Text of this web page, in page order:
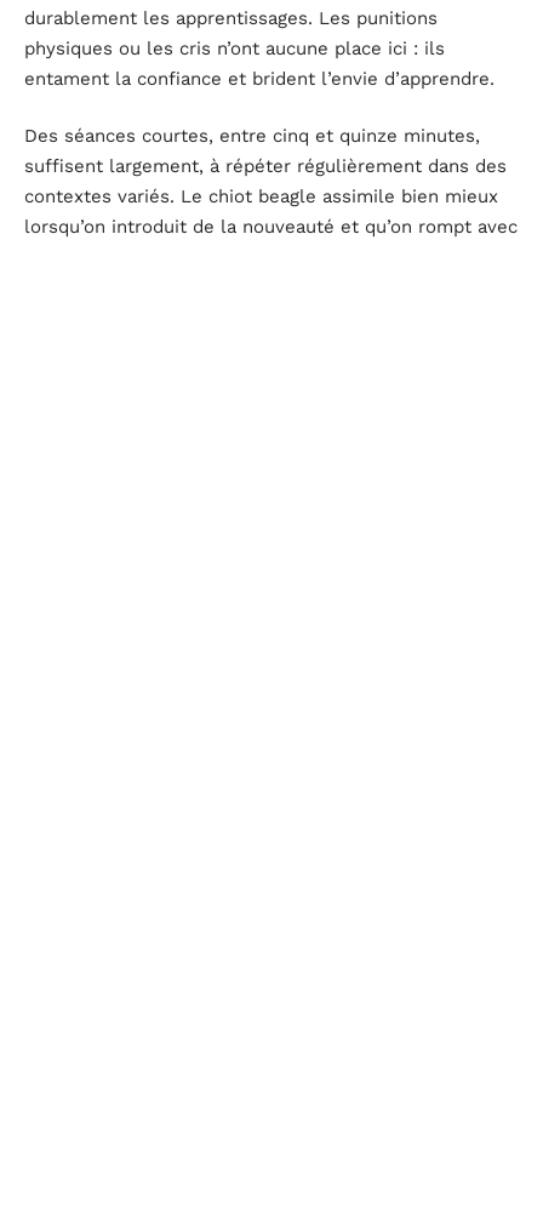
durablement les apprentissages. Les punitions
physiques ou les cris n’ont aucune place ici : ils
entament la confiance et brident l’envie d’apprendre.
Des séances courtes, entre cinq et quinze minutes,
suffisent largement, à répéter régulièrement dans des
contextes variés. Le chiot beagle assimile bien mieux
lorsqu’on introduit de la nouveauté et qu’on rompt avec